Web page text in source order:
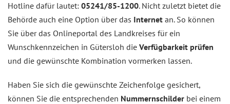
Hotline dafür lautet: 05241/85-1200. Nicht zuletzt bietet die
Behörde auch eine Option über das Internet an. So können
Sie über das Onlineportal des Landkreises für ein
Wunschkennzeichen in Gütersloh die Verfügbarkeit prüfen
und die gewünschte Kombination vormerken lassen.
Haben Sie sich die gewünschte Zeichenfolge gesichert,
können Sie die entsprechenden Nummernschilder bei einem